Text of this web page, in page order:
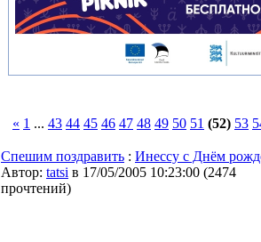
« 1 ... 43 44 45 46 47 48 49 50 51 (52) 53
Спешим поздравить : Инессу с Днём
Автор: tatsi в 17/05/2005 10:23:00 (2474
прочтений)